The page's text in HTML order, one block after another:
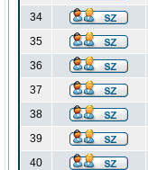
34
35
36
37
38
39
40